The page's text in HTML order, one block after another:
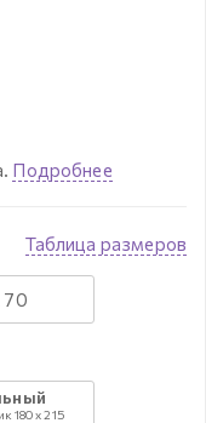
Подробнее
Таблица размеров
70
180 x 215